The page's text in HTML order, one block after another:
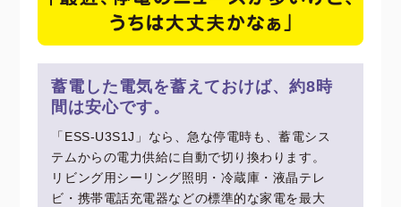
蓄電した電気を蓄えておけば、約8時
間は安心です。
「ESS-U3S1J」なら、急な停電時も、蓄電シス
テムからの電力供給に自動で切り換わります。
リビング用シーリング照明・冷蔵庫・液晶テレ
ビ・携帯電話充電器などの標準的な家電を最大